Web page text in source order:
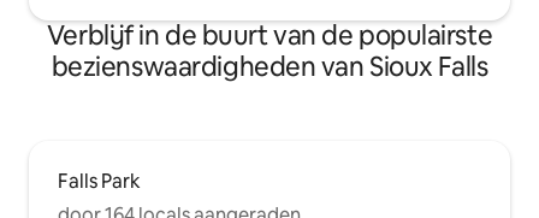
Verblijf in de buurt van de populairste
bezienswaardigheden van Sioux Falls
Falls Park